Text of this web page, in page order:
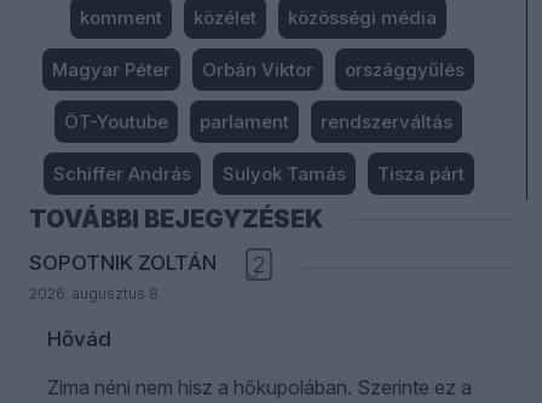
komment közélet közösségi média
Magyar Péter Orbán Viktor országgyűlés
ÖT-Youtube parlament rendszerváltás
Schiffer András Sulyok Tamás Tisza párt
TOVÁBBI BEJEGYZÉSEK
SOPOTNIK ZOLTÁN
2026. augusztus 8.
2
Hővád
Zima néni nem hisz a hőkupolában. Szerinte ez a